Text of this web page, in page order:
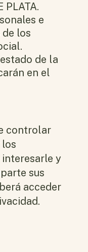
PLATA.
e
los
de la
en el
controlar
y
sus
acceder